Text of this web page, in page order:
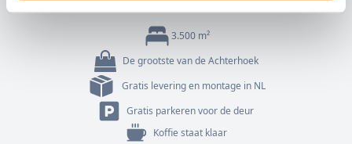
3.500 m²
De grootste van de Achterhoek
Gratis levering en montage in NL
Gratis parkeren voor de deur
Koffie staat klaar